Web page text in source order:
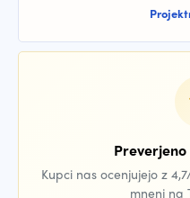
Kupci nas ocenjujejo z
mnenj na